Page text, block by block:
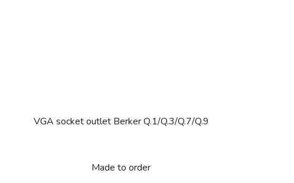
VGA socket outlet Berker Q.1/Q.3/Q.7/Q.9
Made to order